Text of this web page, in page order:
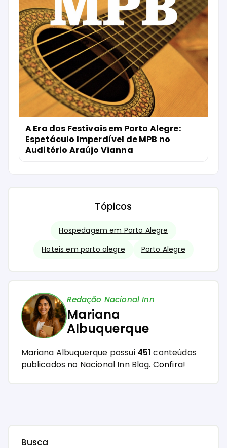
A Era dos Festivais em Porto Alegre:
Espetáculo Imperdível de MPB no
Auditório Araújo Vianna
Tópicos
Hospedagem em Porto Alegre
Hoteis em porto alegre
Porto Alegre
Redação Nacional Inn
Mariana
Albuquerque
Mariana Albuquerque possui 451 conteúdos
publicados no Nacional Inn Blog. Confira!
Busca